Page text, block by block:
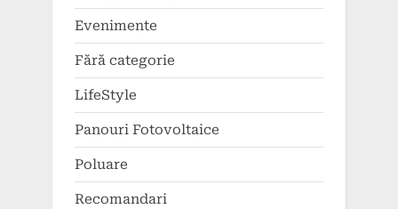
Evenimente
Fără categorie
LifeStyle
Panouri Fotovoltaice
Poluare
Recomandari